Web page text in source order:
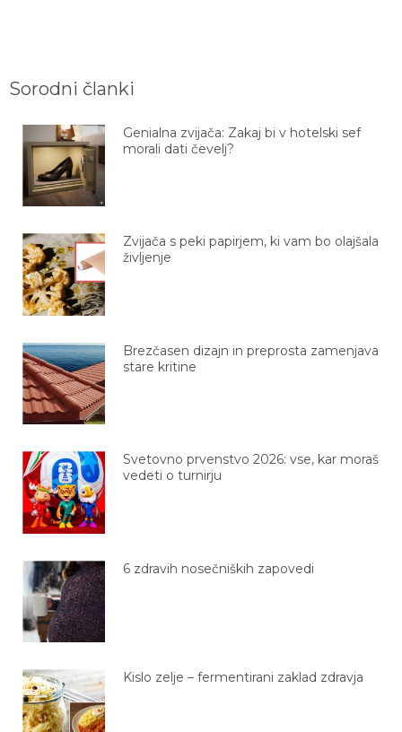
Sorodni članki
Genialna zvijača: Zakaj bi v hotelski sef
morali dati čevelj?
Zvijača s peki papirjem, ki vam bo olajšala
življenje
Brezčasen dizajn in preprosta zamenjava
stare kritine
Svetovno prvenstvo 2026: vse, kar moraš
vedeti o turnirju
6 zdravih nosečniških zapovedi
Kislo zelje – fermentirani zaklad zdravja